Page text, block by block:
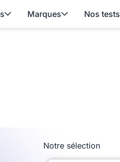
Marques Nos tests
Notre sélection